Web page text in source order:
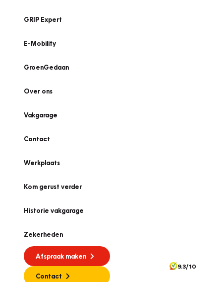
GRIP Expert
E-Mobility
GroenGedaan
Over ons
Vakgarage
Contact
Werkplaats
Kom gerust verder
Historie vakgarage
Zekerheden
Afspraak maken
Contact
9.3/10